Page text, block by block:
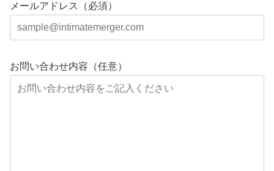
メールアドレス（必須）
お問い合わせ内容（任意）